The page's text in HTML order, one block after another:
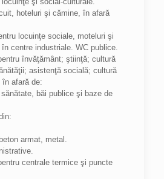
hoteluri şi cămine, în afară
locuinţe sociale, moteluri şi
centre industriale. WC publice.
învăţământ; ştiinţă; cultură
asistenţă socială; cultură
afară de:
băi publice şi baze de
armat, metal.
centrale termice şi puncte